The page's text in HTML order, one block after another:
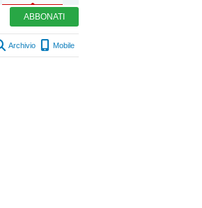
ABBONATI
Archivio Mobile